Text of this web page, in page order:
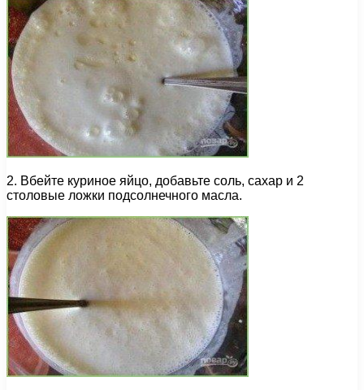
2. Вбейте куриное яйцо, добавьте соль, сахар и 2
столовые ложки подсолнечного масла.